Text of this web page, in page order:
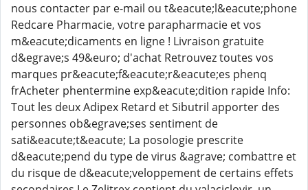
nous contacter par e-mail ou t&eacute;l&eacute;phone
Redcare Pharmacie, votre parapharmacie et vos
m&eacute;dicaments en ligne ! Livraison gratuite
d&egrave;s 49&euro; d'achat Retrouvez toutes vos
marques pr&eacute;f&eacute;r&eacute;es phenq
frAcheter phentermine exp&eacute;dition rapide Info:
Tout les deux Adipex Retard et Sibutril apporter des
personnes ob&egrave;ses sentiment de
sati&eacute;t&eacute; La posologie prescrite
d&eacute;pend du type de virus &agrave; combattre et
du risque de d&eacute;veloppement de certains effets